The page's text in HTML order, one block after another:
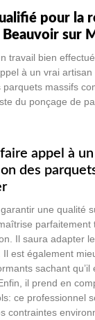
pour la
sur
travail bien
à un vrai artisan
massifs
du ponçage de
faire appel à
des
une qualité
parfaitement
Il saura adapter
Il est également
sachant qu’il
il prend en
ce professionnel
contraintes